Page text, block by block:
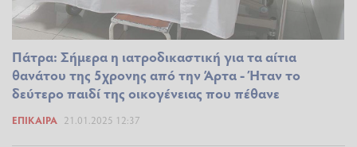
Πάτρα: Σήμερα η ιατροδικαστική για τα αίτια
θανάτου της 5χρονης από την Άρτα - Ήταν το
δεύτερο παιδί της οικογένειας που πέθανε
ΕΠΊΚΑΙΡΑ 21.01.2025 12:37